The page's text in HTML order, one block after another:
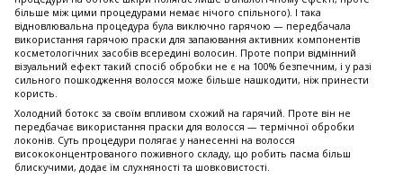
більше між цими процедурами немає нічого спільного). І така
відновлювальна процедура була виключно гарячою — передбачала
використання гарячою праски для запаювання активних компонентів
косметологічних засобів всередині волосин. Проте попри відмінний
візуальний ефект такий спосіб обробки не є на 100% безпечним, і у разі
сильного пошкодження волосся може більше нашкодити, ніж принести
користь.
Холодний ботокс за своїм впливом схожий на гарячий. Проте він не
передбачає використання праски для волосся — термічної обробки
локонів. Суть процедури полягає у нанесенні на волосся
висококонцентрованого поживного складу, що робить пасма більш
блискучими, додає їм слухняності та шовковистості.